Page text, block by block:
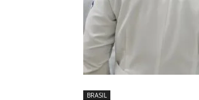
BRASIL